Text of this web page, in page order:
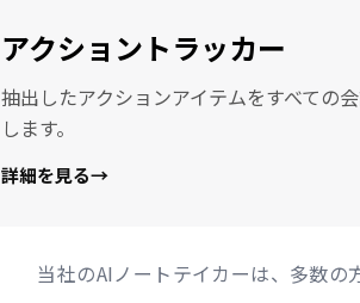
アクショントラッカー
抽出したアクションアイテムをすべての
します。
詳細を見る→
当社のAIノートテイカーは、多数の